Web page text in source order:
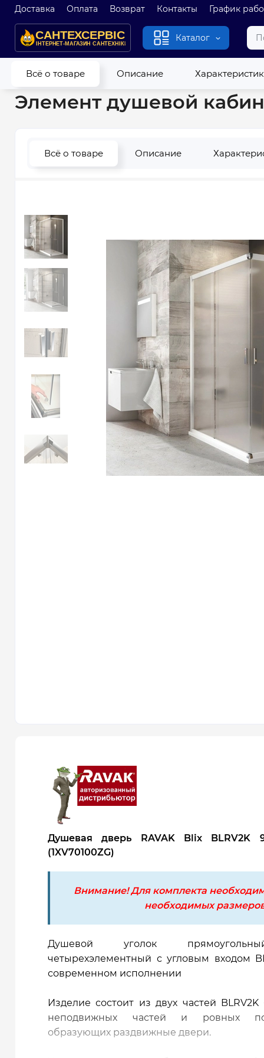
Доставка Оплата Возврат Контакты График
Каталог
Всё о товаре Описание
Главная Душевые кабины и гидробоксы Душевые
Элемент душевой
Всё о товаре Описание
Душевая дверь RAVAK Blix BLRV2K
(1XV70100ZG)
Внимание! Для комплекта
необходимых
Душевой уголок
четырехэлементный с угловым входом
современном исполнении
Изделие состоит из двух частей
неподвижных частей и ровных
образующих раздвижные двери.